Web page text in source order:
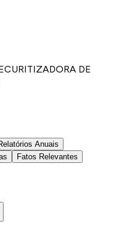
DE
Anuais
Fatos Relevantes